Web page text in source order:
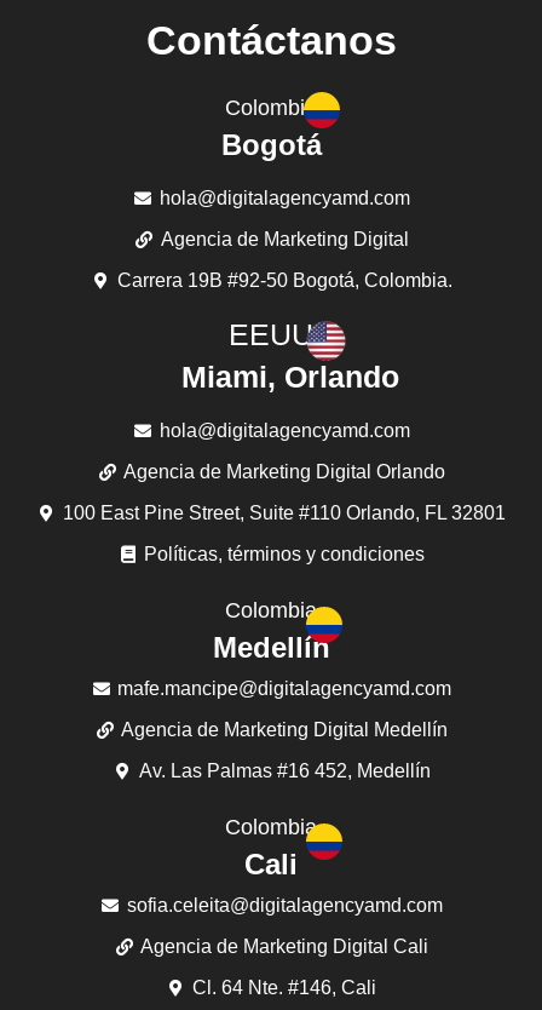
Contáctanos
Colombia
Bogotá
hola@digitalagencyamd.com
Agencia de Marketing Digital
Carrera 19B #92-50 Bogotá, Colombia.
EEUU
Miami, Orlando
hola@digitalagencyamd.com
Agencia de Marketing Digital Orlando
100 East Pine Street, Suite #110 Orlando, FL 32801
Políticas, términos y condiciones
Colombia
Medellín
mafe.mancipe@digitalagencyamd.com
Agencia de Marketing Digital Medellín
Av. Las Palmas #16 452, Medellín
Colombia
Cali
sofia.celeita@digitalagencyamd.com
Agencia de Marketing Digital Cali
Cl. 64 Nte. #146, Cali